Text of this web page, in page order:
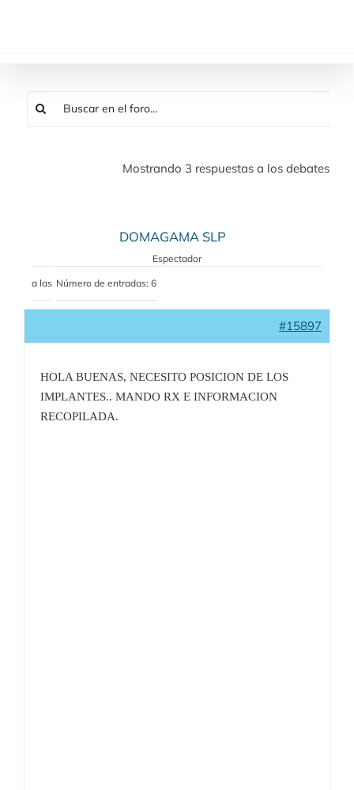
Mostrando 3 respuestas a los debates
DOMAGAMA SLP
Espectador
a las Número de entradas: 6
#15897
HOLA BUENAS, NECESITO POSICION DE LOS
IMPLANTES.. MANDO RX E INFORMACION
RECOPILADA.